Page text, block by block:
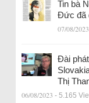
Tin bà
Đức đã
07/08/2023
Đài
Thị
06/08/2023 - 5.165